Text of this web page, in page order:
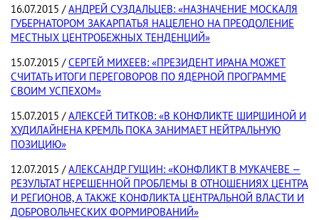
16.07.2015 /АНДРЕЙ СУЗДАЛЬЦЕВ: «НАЗНАЧЕНИЕ МОСКАЛЯ
ГУБЕРНАТОРОМ ЗАКАРПАТЬЯ НАЦЕЛЕНО НА ПРЕОДОЛЕНИЕ
МЕСТНЫХ ЦЕНТРОБЕЖНЫХ ТЕНДЕНЦИЙ»
15.07.2015 /СЕРГЕЙ МИХЕЕВ: «ПРЕЗИДЕНТ ИРАНА МОЖЕТ
СЧИТАТЬ ИТОГИ ПЕРЕГОВОРОВ ПО ЯДЕРНОЙ ПРОГРАММЕ
СВОИМ УСПЕХОМ»
15.07.2015 /АЛЕКСЕЙ ТИТКОВ: «В КОНФЛИКТЕ ШИРШИНОЙ И
ХУДИЛАЙНЕНА КРЕМЛЬ ПОКА ЗАНИМАЕТ НЕЙТРАЛЬНУЮ
ПОЗИЦИЮ»
12.07.2015 /АЛЕКСАНДР ГУЩИН: «КОНФЛИКТ В МУКАЧЕВЕ —
РЕЗУЛЬТАТ НЕРЕШЕННОЙ ПРОБЛЕМЫ В ОТНОШЕНИЯХ ЦЕНТРА
И РЕГИОНОВ, А ТАКЖЕ КОНФЛИКТА ЦЕНТРАЛЬНОЙ ВЛАСТИ И
ДОБРОВОЛЬЧЕСКИХ ФОРМИРОВАНИЙ»